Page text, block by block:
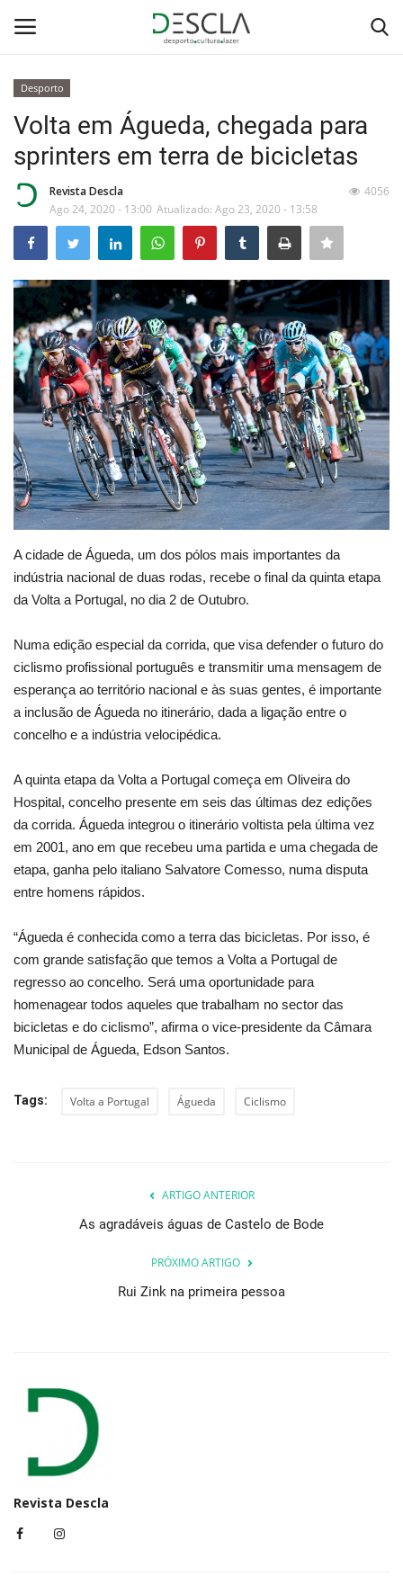
Home
...by Descla
Desporto
Contactos
Sobre Nós
Educação
Estatuto Editorial
Saúde
Ficha técnica
Cultura
Ambiente
Desporto
Volta em Águeda, chegada para
sprinters em terra de bicicletas
Revista Descla
Ago 24, 2020 - 13:00 Atualizado: Ago 23, 2020 - 13:58
4056
A cidade de Águeda, um dos pólos mais importantes da
indústria nacional de duas rodas, recebe o final da quinta etapa
da Volta a Portugal, no dia 2 de Outubro.
Numa edição especial da corrida, que visa defender o futuro do
ciclismo profissional português e transmitir uma mensagem de
esperança ao território nacional e às suas gentes, é importante
a inclusão de Águeda no itinerário, dada a ligação entre o
concelho e a indústria velocipédica.
A quinta etapa da Volta a Portugal começa em Oliveira do
Hospital, concelho presente em seis das últimas dez edições
da corrida. Águeda integrou o itinerário voltista pela última vez
em 2001, ano em que recebeu uma partida e uma chegada de
etapa, ganha pelo italiano Salvatore Comesso, numa disputa
entre homens rápidos.
“Águeda é conhecida como a terra das bicicletas. Por isso, é
com grande satisfação que temos a Volta a Portugal de
regresso ao concelho. Será uma oportunidade para
homenagear todos aqueles que trabalham no sector das
bicicletas e do ciclismo”, afirma o vice-presidente da Câmara
Municipal de Águeda, Edson Santos.
Tags: Volta a Portugal Águeda Ciclismo
ARTIGO ANTERIOR
As agradáveis águas de Castelo de Bode
PRÓXIMO ARTIGO
Rui Zink na primeira pessoa
Revista Descla